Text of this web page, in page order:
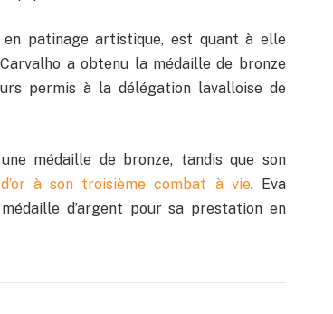
en patinage artistique, est quant à elle
a obtenu la médaille de bronze
permis à la délégation lavalloise de
médaille de bronze, tandis que son
à son troisième combat à vie. Eva
d’argent pour sa prestation en